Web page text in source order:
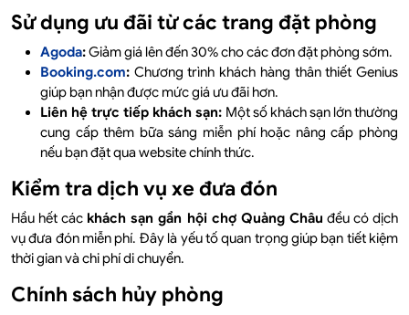
Sử dụng ưu đãi từ các trang đặt phòng
Agoda:Giảm giá lên đến 30% cho các đơn đặt phòng sớm.
Booking.com: Chương trình khách hàng thân thiết Genius
giúp bạn nhận được mức giá ưu đãi hơn.
Liên hệ trực tiếp khách sạn: Một số khách sạn lớn thường
cung cấp thêm bữa sáng miễn phí hoặc nâng cấp phòng
nếu bạn đặt qua website chính thức.
Kiểm tra dịch vụ xe đưa đón
Hầu hết các khách sạn gần hội chợ Quảng Châu đều có dịch
vụ đưa đón miễn phí. Đây là yếu tố quan trọng giúp bạn tiết kiệm
thời gian và chi phí di chuyển.
Chính sách hủy phòng